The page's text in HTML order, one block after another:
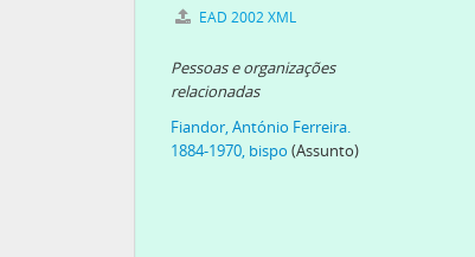
[c. 1960]
[c. 1960]
EAD 2002 XML
Pessoas e organizações
relacionadas
Fiandor, António Ferreira.
1884-1970, bispo (Assunto)